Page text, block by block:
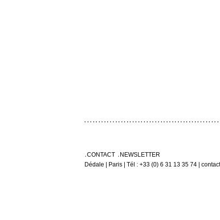
CONTACT
NEWSLETTER
Dédale | Paris | Tél : +33 (0) 6 31 13 35 74 |